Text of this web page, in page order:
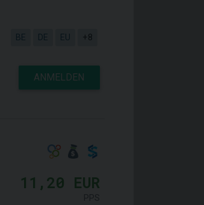
BE DE EU +8
ANMELDEN
11,20 EUR